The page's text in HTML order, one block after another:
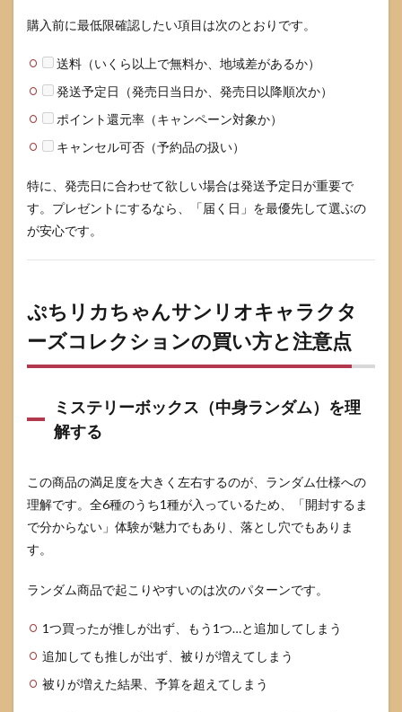
購入前に最低限確認したい項目は次のとおりです。
送料（いくら以上で無料か、地域差があるか）
発送予定日（発売日当日か、発売日以降順次か）
ポイント還元率（キャンペーン対象か）
キャンセル可否（予約品の扱い）
特に、発売日に合わせて欲しい場合は発送予定日が重要で
す。プレゼントにするなら、「届く日」を最優先して選ぶの
が安心です。
ぷちリカちゃんサンリオキャラクタ
ーズコレクションの買い方と注意点
ミステリーボックス（中身ランダム）を理
解する
この商品の満足度を大きく左右するのが、ランダム仕様への
理解です。全6種のうち1種が入っているため、「開封するま
で分からない」体験が魅力でもあり、落とし穴でもありま
す。
ランダム商品で起こりやすいのは次のパターンです。
1つ買ったが推しが出ず、もう1つ…と追加してしまう
追加しても推しが出ず、被りが増えてしまう
被りが増えた結果、予算を超えてしまう